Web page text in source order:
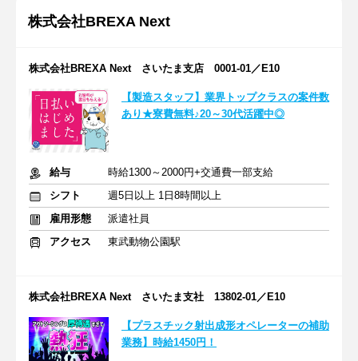
株式会社BREXA Next
株式会社BREXA Next さいたま支店 0001-01／E10
【製造スタッフ】業界トップクラスの案件数
あり★寮費無料♪20～30代活躍中◎
給与
時給1300～2000円+交通費一部支給
シフト
週5日以上 1日8時間以上
雇用形態
派遣社員
アクセス
東武動物公園駅
株式会社BREXA Next さいたま支社 13802-01／E10
【プラスチック射出成形オペレーターの補助
業務】時給1450円！